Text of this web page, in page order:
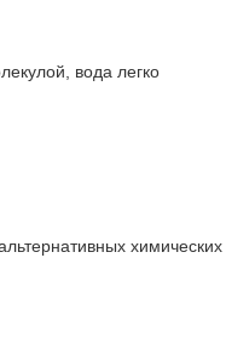
вода легко
химических